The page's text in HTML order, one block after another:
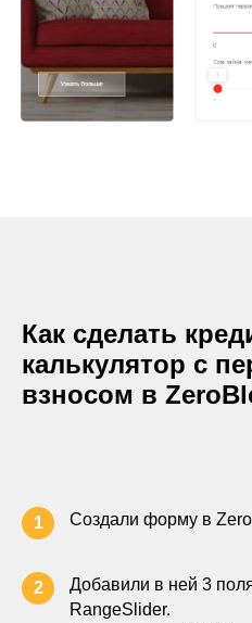
Как сделать
калькулятор с
взносом в
1 Создали форму в
2
Добавили в ней 3
RangeSlider.